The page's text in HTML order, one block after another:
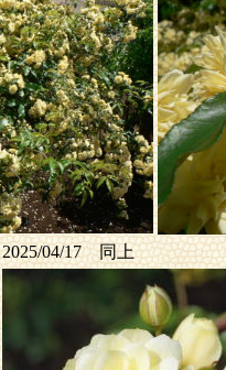
2025/04/17 同上